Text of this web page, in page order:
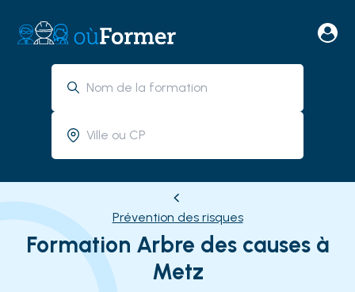
Prévention des risques
Formation Arbre des causes à
Metz